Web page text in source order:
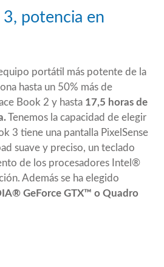
potencia en
portátil más potente de la
hasta un 50% más de
Book 2 y hasta 17,5 horas de
Tenemos la capacidad de elegir
3 tiene una pantalla PixelSense
suave y preciso, un teclado
de los procesadores Intel®
Además se ha elegido
GeForce GTX™ o Quadro